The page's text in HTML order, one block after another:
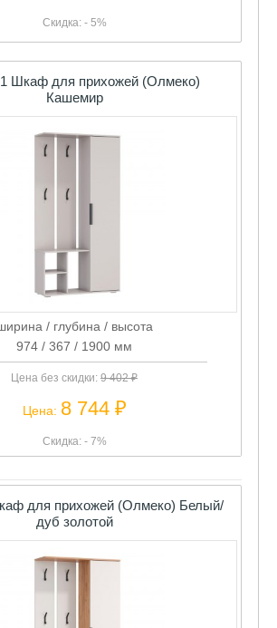
Скидка: - 5%
Шкаф для прихожей (Олмеко)
Кашемир
/ глубина / высота
974 / 367 / 1900 мм
Цена без скидки: 9 402 ₽
Цена: 8 744 ₽
Скидка: - 7%
для прихожей (Олмеко) Белый/
дуб золотой